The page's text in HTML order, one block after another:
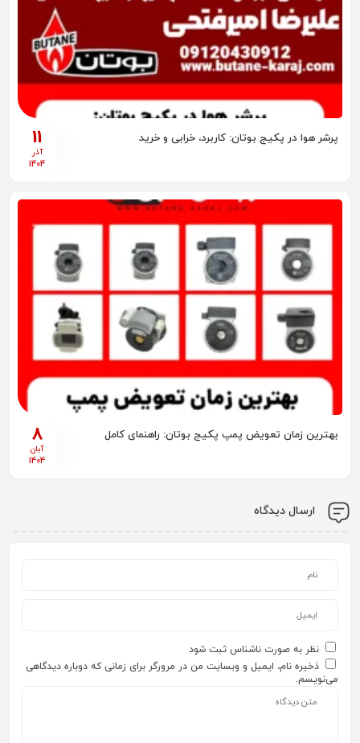
11
آذر
1404
پرشر هوا در پکیج بوتان: کاربرد، خرابی و خرید
8
آبان
1404
بهترین زمان تعویض پمپ پکیج بوتان: راهنمای کامل
ارسال دیدگاه
نظر به صورت ناشناس ثبت شود
ذخیره نام، ایمیل و وبسایت من در مرورگر برای زمانی که دوباره دیدگاهی
می‌نویسم.